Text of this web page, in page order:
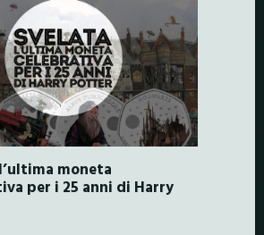
moneta
per i 25 anni di Harry